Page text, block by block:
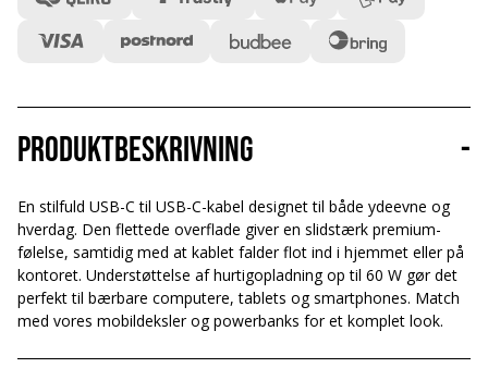
Produktbeskrivning -
En stilfuld USB-C til USB-C-kabel designet til både ydeevne og
hverdag. Den flettede overflade giver en slidstærk premium-
følelse, samtidig med at kablet falder flot ind i hjemmet eller på
kontoret. Understøttelse af hurtigopladning op til 60 W gør det
perfekt til bærbare computere, tablets og smartphones. Match
med vores mobildeksler og powerbanks for et komplet look.